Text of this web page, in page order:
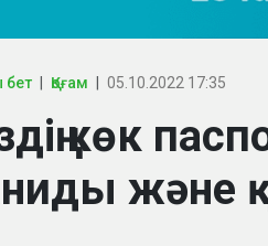
бет Қоғам 05.10.2022 17:35
көк
және